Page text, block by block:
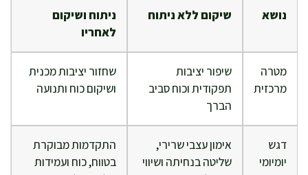
נושא שיקום ללא ניתוח
ניתוח ושיקום
לאחריו
מטרה
מרכזית
שיפור יציבות
תפקודית וכוח סביב
הברך
שחזור יציבות מכנית
ושיקום כוח ותנועה
דגש
יומיומי
אימון עצבי שרירי,
שליטה בנחיתה ושיווי
התקדמות מבוקרת
בטווח, כוח ועמידות